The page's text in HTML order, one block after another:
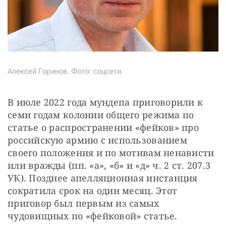
Алексей Горинов. Фото: соцсети
В июле 2022 года мундепа приговорили к
семи годам колонии общего режима по
статье о распространении «фейков» про
российскую армию с использованием
своего положения и по мотивам ненависти
или вражды (пп. «а», «б» и «д» ч. 2 ст. 207.3
УК). Позднее апелляционная инстанция
сократила срок на один месяц. Этот
приговор был первым из самых
чудовищных по «фейковой» статье.